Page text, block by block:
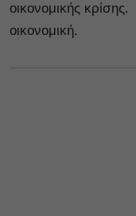
οικονομικής
οικονομική.